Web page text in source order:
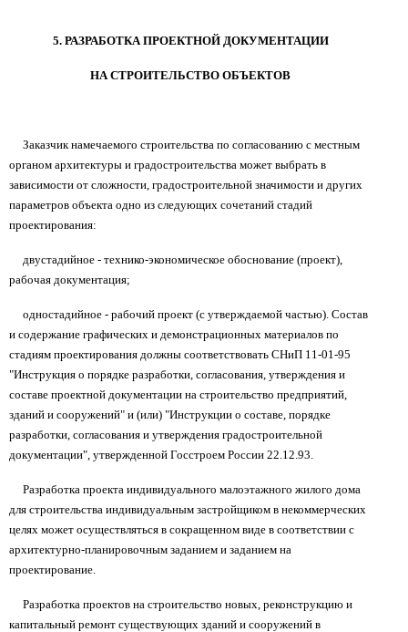
5. РАЗРАБОТКА ПРОЕКТНОЙ ДОКУМЕНТАЦИИ
НА СТРОИТЕЛЬСТВО ОБЪЕКТОВ
Заказчик намечаемого строительства по согласованию с местным
органом архитектуры и градостроительства может выбрать в
зависимости от сложности, градостроительной значимости и других
параметров объекта одно из следующих сочетаний стадий
проектирования:
двустадийное - технико-экономическое обоснование (проект),
рабочая документация;
одностадийное - рабочий проект (с утверждаемой частью). Состав
и содержание графических и демонстрационных материалов по
стадиям проектирования должны соответствовать СНиП 11-01-95
"Инструкция о порядке разработки, согласования, утверждения и
составе проектной документации на строительство предприятий,
зданий и сооружений" и (или) "Инструкции о составе, порядке
разработки, согласования и утверждения градостроительной
документации", утвержденной Госстроем России 22.12.93.
Разработка проекта индивидуального малоэтажного жилого дома
для строительства индивидуальным застройщиком в некоммерческих
целях может осуществляться в сокращенном виде в соответствии с
архитектурно-планировочным заданием и заданием на
проектирование.
Разработка проектов на строительство новых, реконструкцию и
капитальный ремонт существующих зданий и сооружений в